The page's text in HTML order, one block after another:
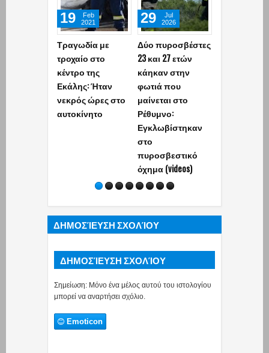
Τραγωδία με
τροχαίο στο
κέντρο της
Εκάλης: Ήταν
νεκρός ώρες στο
αυτοκίνητο
19
Feb
2021
Δύο πυροσβέστες
23 και 27 ετών
κάηκαν στην
φωτιά που
μαίνεται στο
Ρέθυμνο:
Εγκλωβίστηκαν
στο
πυροσβεστικό
όχημα (videos)
29
Jul
2026
ΔΗΜΟΣΊΕΥΣΗ ΣΧΟΛΊΟΥ
ΔΗΜΟΣΊΕΥΣΗ ΣΧΟΛΊΟΥ
Σημείωση: Μόνο ένα μέλος αυτού του ιστολογίου
μπορεί να αναρτήσει σχόλιο.
Emoticon